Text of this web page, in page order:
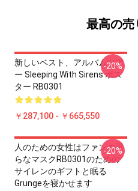
最高の売
新しいベスト、アルバムツア
ー Sleeping With Sirens ポス
ター RB0301
￥287,100 - ￥665,550
-20%
人のための女性はファンの平
らなマスクRB0301のための
サイレンのギフトと眠る
Grungeを寝かせます
-20%